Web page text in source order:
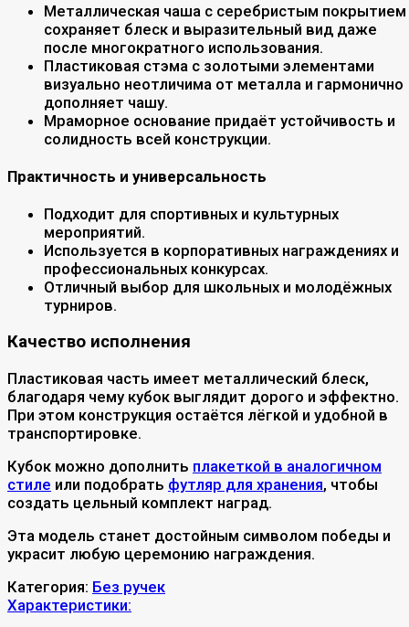
Металлическая чаша с серебристым покрытием
сохраняет блеск и выразительный вид даже
после многократного использования.
Пластиковая стэма с золотыми элементами
визуально неотличима от металла и гармонично
дополняет чашу.
Мраморное основание придаёт устойчивость и
солидность всей конструкции.
Практичность и универсальность
Подходит для спортивных и культурных
мероприятий.
Используется в корпоративных награждениях и
профессиональных конкурсах.
Отличный выбор для школьных и молодёжных
турниров.
Качество исполнения
Пластиковая часть имеет металлический блеск,
благодаря чему кубок выглядит дорого и эффектно.
При этом конструкция остаётся лёгкой и удобной в
транспортировке.
Кубок можно дополнить плакеткой в аналогичном
стиле или подобрать футляр для хранения, чтобы
создать цельный комплект наград.
Эта модель станет достойным символом победы и
украсит любую церемонию награждения.
Категория: Без ручек
Характеристики: